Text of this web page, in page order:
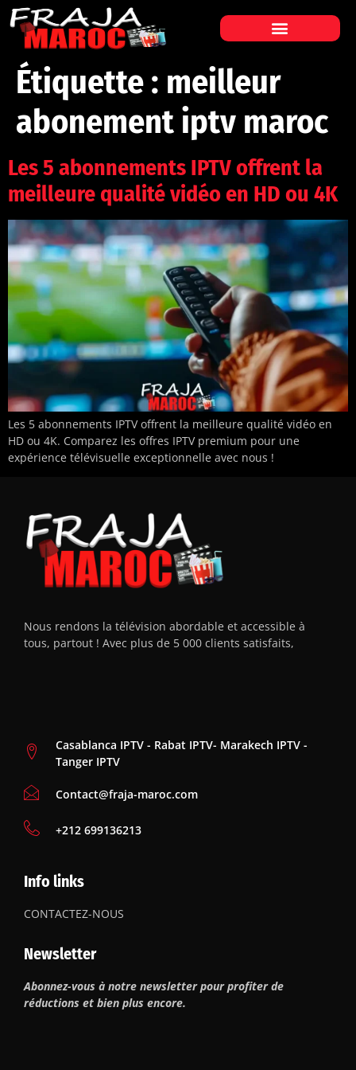
Étiquette : meilleur
abonement iptv maroc
Les 5 abonnements IPTV offrent la
meilleure qualité vidéo en HD ou 4K
Les 5 abonnements IPTV offrent la meilleure qualité vidéo en
HD ou 4K. Comparez les offres IPTV premium pour une
expérience télévisuelle exceptionnelle avec nous !
Nous rendons la télévision abordable et accessible à
tous, partout ! Avec plus de 5 000 clients satisfaits,
Casablanca IPTV - Rabat IPTV- Marakech IPTV -
Tanger IPTV
Contact@fraja-maroc.com
‪+212 699136213
Info links
CONTACTEZ-NOUS
Newsletter
Abonnez-vous à notre newsletter pour profiter de
réductions et bien plus encore.